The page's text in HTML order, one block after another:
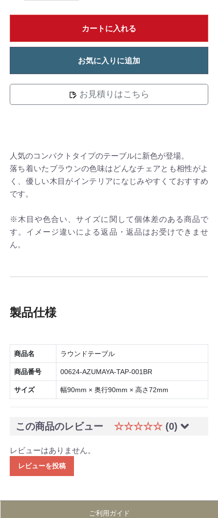
カートに入れる
お気に入りに追加
お見積りはこちら
人気のコンパクトタイプのテーブルに新色が登場。
落ち着いたブラウンの色味はどんなチェアとも相性がよ
く、優しい木目がインテリアになじみやすくておすすめ
です。
※木目や色合い、サイズに関して個体差のある商品で
す。イメージ違いによる返品・返品はお受けできませ
ん。
製品仕様
商品名 ラウンドテーブル
商品番号 00624-AZUMAYA-TAP-001BR
サイズ 幅90mm × 奥行90mm × 高さ72mm
この商品のレビュー ☆☆☆☆☆ (0)
レビューはありません。
レビューを投稿
ご利用ガイド